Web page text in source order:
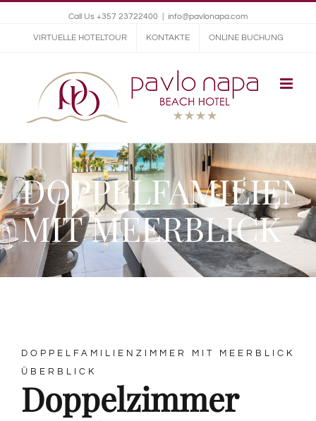
Call Us +357 23722400 info@pavlonapa.com
VIRTUELLE HOTELTOUR KONTAKTE ONLINE BUCHUNG
MIT MEERBLICK
DOPPELFAMILIENZIMMER MIT MEERBLICK
ÜBERBLICK
Doppelzimmer